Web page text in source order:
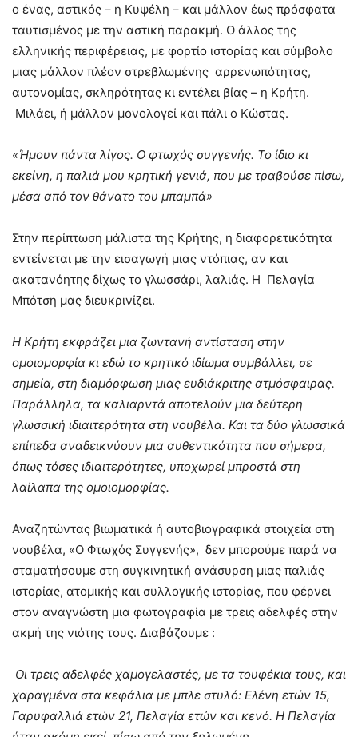
ο ένας, αστικός – η Κυψέλη – και μάλλον έως πρόσφατα
ταυτισμένος με την αστική παρακμή. Ο άλλος της
ελληνικής περιφέρειας, με φορτίο ιστορίας και σύμβολο
μιας μάλλον πλέον στρεβλωμένης αρρενωπότητας,
αυτονομίας, σκληρότητας κι εντέλει βίας – η Κρήτη.
Μιλάει, ή μάλλον μονολογεί και πάλι ο Κώστας.
«Ήμουν πάντα λίγος. Ο φτωχός συγγενής. Το ίδιο κι
εκείνη, η παλιά μου κρητική γενιά, που με τραβούσε πίσω,
μέσα από τον θάνατο του μπαμπά»
Στην περίπτωση μάλιστα της Κρήτης, η διαφορετικότητα
εντείνεται με την εισαγωγή μιας ντόπιας, αν και
ακατανόητης δίχως το γλωσσάρι, λαλιάς. Η Πελαγία
Μπότση μας διευκρινίζει.
Η Κρήτη εκφράζει μια ζωντανή αντίσταση στην
ομοιομορφία κι εδώ το κρητικό ιδίωμα συμβάλλει, σε
σημεία, στη διαμόρφωση μιας ευδιάκριτης ατμόσφαιρας.
Παράλληλα, τα καλιαρντά αποτελούν μια δεύτερη
γλωσσική ιδιαιτερότητα στη νουβέλα. Και τα δύο γλωσσικά
επίπεδα αναδεικνύουν μια αυθεντικότητα που σήμερα,
όπως τόσες ιδιαιτερότητες, υποχωρεί μπροστά στη
λαίλαπα της ομοιομορφίας.
Αναζητώντας βιωματικά ή αυτοβιογραφικά στοιχεία στη
νουβέλα, «Ο Φτωχός Συγγενής», δεν μπορούμε παρά να
σταματήσουμε στη συγκινητική ανάσυρση μιας παλιάς
ιστορίας, ατομικής και συλλογικής ιστορίας, που φέρνει
στον αναγνώστη μια φωτογραφία με τρεις αδελφές στην
ακμή της νιότης τους. Διαβάζουμε :
Οι τρεις αδελφές χαμογελαστές, με τα τουφέκια τους, και
χαραγμένα στα κεφάλια με μπλε στυλό: Ελένη ετών 15,
Γαρυφαλλιά ετών 21, Πελαγία ετών και κενό. Η Πελαγία